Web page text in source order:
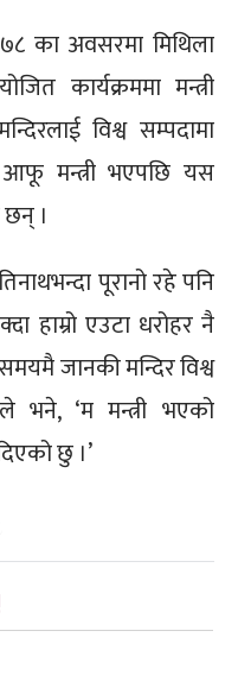
का अवसरमा मिथिला
कार्यक्रममा मन्त्री
विश्व सम्पदामा
मन्त्री भएपछि यस
।
पूरानो रहे पनि
हाम्रो एउटा धरोहर नै
जानकी मन्दिर विश्व
भने, ‘म मन्त्री भएको
छु ।’